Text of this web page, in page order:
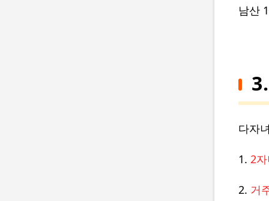
남산
다자
1. 2
2. 거